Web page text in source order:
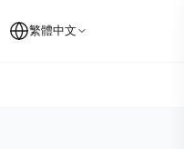
繁體中文